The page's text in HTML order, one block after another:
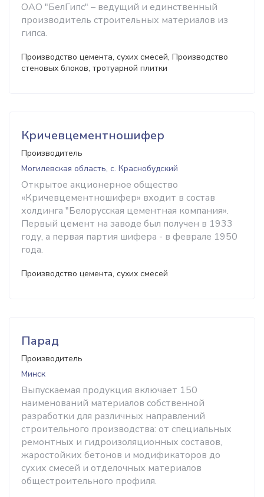
ОАО "БелГипс" – ведущий и единственный
производитель строительных материалов из
гипса.
Производство цемента, сухих смесей, Производство
стеновых блоков, тротуарной плитки
Кричевцементношифер
Производитель
Могилевская область, с. Краснобудский
Открытое акционерное общество
«Кричевцементношифер» входит в состав
холдинга "Белорусская цементная компания».
Первый цемент на заводе был получен в 1933
году, а первая партия шифера - в феврале 1950
года.
Производство цемента, сухих смесей
Парад
Производитель
Минск
Выпускаемая продукция включает 150
наименований материалов собственной
разработки для различных направлений
строительного производства: от специальных
ремонтных и гидроизоляционных составов,
жаростойких бетонов и модификаторов до
сухих смесей и отделочных материалов
общестроительного профиля.